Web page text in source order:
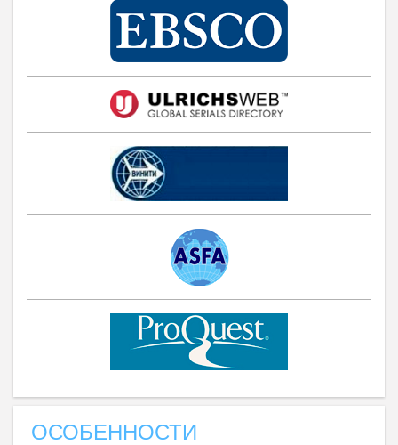
ОСОБЕННОСТИ